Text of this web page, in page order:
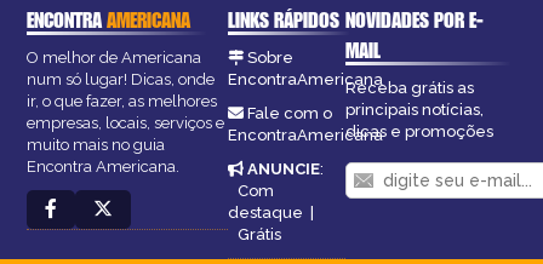
ENCONTRAAMERICANA
O melhor de Americana
num só lugar! Dicas, onde
ir, o que fazer, as melhores
empresas, locais, serviços e
muito mais no guia
Encontra Americana.
LINKS RÁPIDOS
Sobre
EncontraAmericana
Fale com o
EncontraAmericana
ANUNCIE:
Com
destaque |
Grátis
NOVIDADES POR E-
MAIL
Receba grátis as
principais notícias,
dicas e promoções